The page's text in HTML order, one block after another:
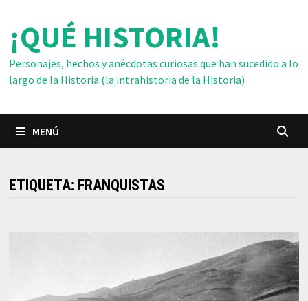
contenido
¡QUÉ HISTORIA!
Personajes, hechos y anécdotas curiosas que han sucedido a lo
largo de la Historia (la intrahistoria de la Historia)
MENÚ
ETIQUETA: FRANQUISTAS